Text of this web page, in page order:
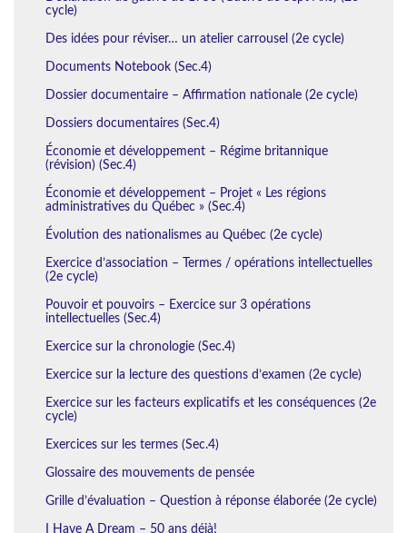
cycle)
Des idées pour réviser… un atelier carrousel (2e cycle)
Documents Notebook (Sec.4)
Dossier documentaire – Affirmation nationale (2e cycle)
Dossiers documentaires (Sec.4)
Économie et développement – Régime britannique
(révision) (Sec.4)
Économie et développement – Projet « Les régions
administratives du Québec » (Sec.4)
Évolution des nationalismes au Québec (2e cycle)
Exercice d’association – Termes / opérations intellectuelles
(2e cycle)
Pouvoir et pouvoirs – Exercice sur 3 opérations
intellectuelles (Sec.4)
Exercice sur la chronologie (Sec.4)
Exercice sur la lecture des questions d’examen (2e cycle)
Exercice sur les facteurs explicatifs et les conséquences (2e
cycle)
Exercices sur les termes (Sec.4)
Glossaire des mouvements de pensée
Grille d’évaluation – Question à réponse élaborée (2e cycle)
I Have A Dream – 50 ans déjà!